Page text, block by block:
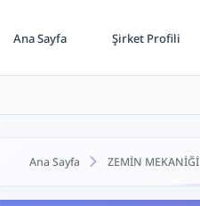
Ana Sayfa Şirket Profili
Ana Sayfa ZEMİN MEKANİĞİ